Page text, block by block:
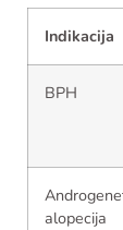
Indikacija
BPH
alopecija